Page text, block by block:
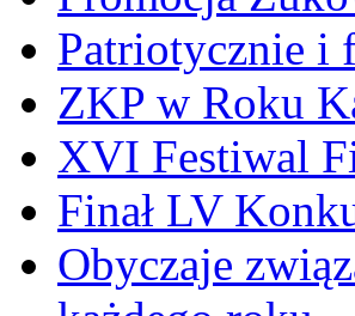
Patriotycznie i
ZKP w Roku
XVI Festiwal
Finał LV
Obyczaje